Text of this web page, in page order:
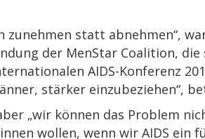
zunehmen statt abnehmen“,
der MenStar Coalition,
AIDS-Konferenz
stärker einzubeziehen“,
„wir können das Problem
wollen, wenn wir AIDS ein